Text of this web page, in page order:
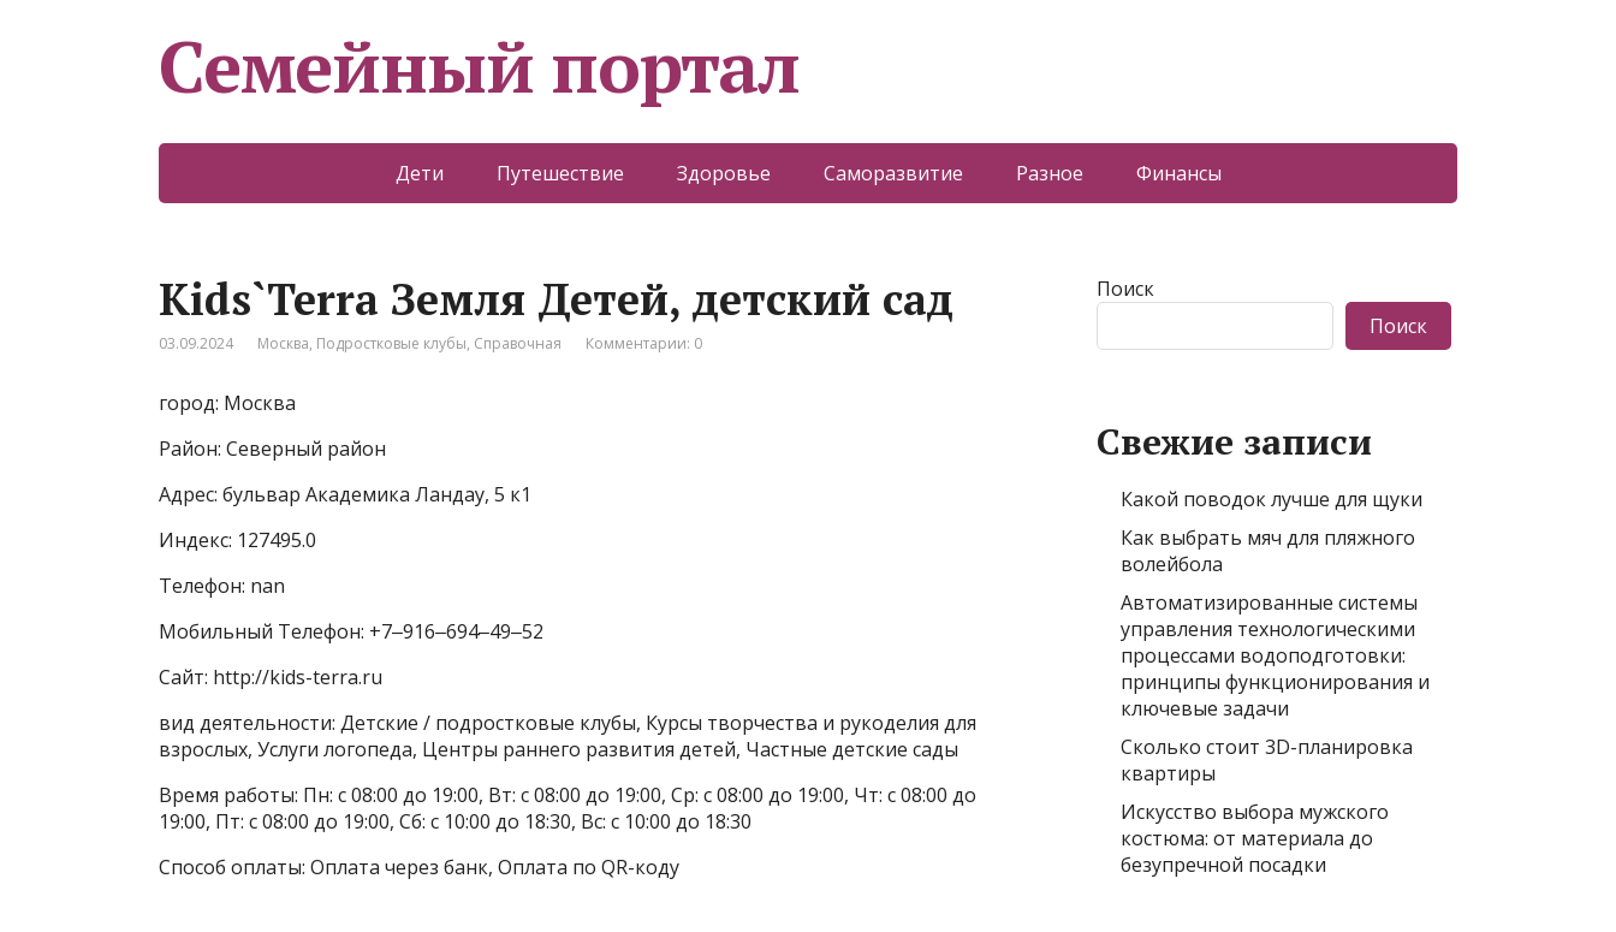
Семейный портал
Дети Путешествие Здоровье Саморазвитие Разное Финансы
Kids`Terra Земля Детей, детский сад
03.09.2024 Москва, Подростковые клубы, Справочная Комментарии: 0
город: Москва
Район: Северный район
Адрес: бульвар Академика Ландау, 5 к1
Индекс: 127495.0
Телефон: nan
Мобильный Телефон: +7‒916‒694‒49‒52
Сайт: http://kids-terra.ru
вид деятельности: Детские / подростковые клубы, Курсы творчества и рукоделия для
взрослых, Услуги логопеда, Центры раннего развития детей, Частные детские сады
Время работы: Пн: с 08:00 до 19:00, Вт: с 08:00 до 19:00, Ср: с 08:00 до 19:00, Чт: с 08:00 до
19:00, Пт: с 08:00 до 19:00, Сб: с 10:00 до 18:30, Вс: с 10:00 до 18:30
Способ оплаты: Оплата через банк, Оплата по QR-коду
Поиск
Поиск
Свежие записи
Какой поводок лучше для щуки
Как выбрать мяч для пляжного
волейбола
Автоматизированные системы
управления технологическими
процессами водоподготовки:
принципы функционирования и
ключевые задачи
Сколько стоит 3D-планировка
квартиры
Искусство выбора мужского
костюма: от материала до
безупречной посадки